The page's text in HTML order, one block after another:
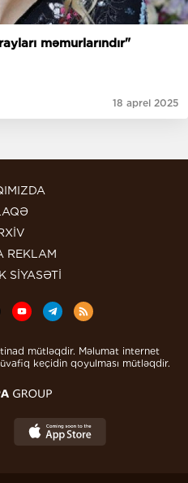
məmurlarındır"
18 aprel 2025
REKLAM
SİYASƏTİ
mütləqdir. Məlumat internet
keçidin qoyulması mütləqdir.